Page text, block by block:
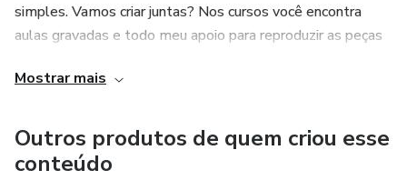
simples. Vamos criar juntas? Nos cursos você encontra
aulas gravadas e todo meu apoio para reproduzir as peças
Mostrar mais
Outros produtos de quem criou esse
conteúdo